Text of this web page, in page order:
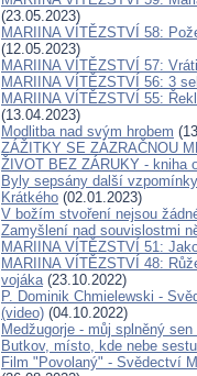
(23.05.2023)
MARIINA VÍTĚZSTVÍ 58:
(12.05.2023)
MARIINA VÍTĚZSTVÍ 57:
MARIINA VÍTĚZSTVÍ 56: 3
MARIINA VÍTĚZSTVÍ 55:
(13.04.2023)
Modlitba nad svým hrobem
ZÁŽITKY SE ZÁZRAČNOU
ŽIVOT BEZ ZÁRUKY - kniha
Byly sepsány další
Krátkého (02.01.2023)
V božím stvoření nejsou
Zamyšlení nad souvislostmi
MARIINA VÍTĚZSTVÍ 51:
MARIINA VÍTĚZSTVÍ 48:
vojáka(23.10.2022)
P. Dominik Chmielewski -
(video) (04.10.2022)
Medžugorje - můj splněný
Butkov, místo, kde nebe
Film "Povolaný" - Svědectví